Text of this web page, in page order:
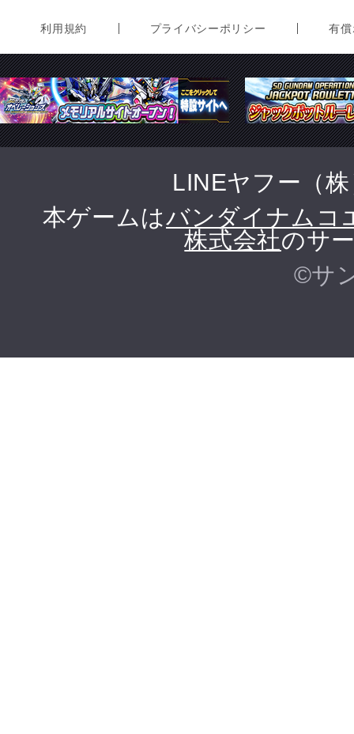
利用規約 プライバシーポリシー 有
LINEヤフー（
本ゲームはバンダイナムコ
株式会社のサ
©サ